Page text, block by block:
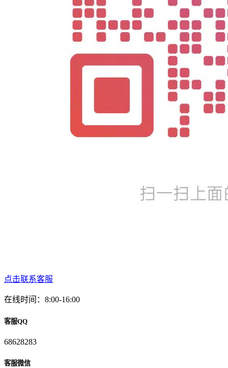
点击联系客服
在线时间：8:00-16:00
客服QQ
68628283
客服微信